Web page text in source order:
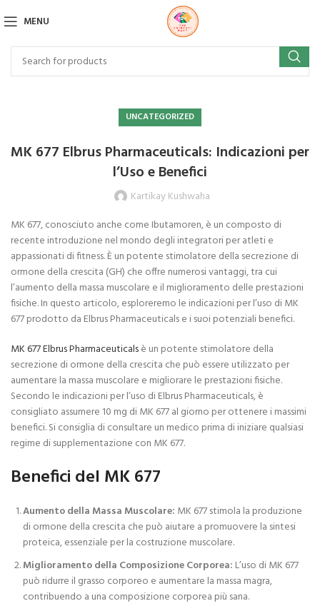
MENU
UNCATEGORIZED
MK 677 Elbrus Pharmaceuticals: Indicazioni per
l’Uso e Benefici
Kartikay Kushwaha
MK 677, conosciuto anche come Ibutamoren, è un composto di
recente introduzione nel mondo degli integratori per atleti e
appassionati di fitness. È un potente stimolatore della secrezione di
ormone della crescita (GH) che offre numerosi vantaggi, tra cui
l’aumento della massa muscolare e il miglioramento delle prestazioni
fisiche. In questo articolo, esploreremo le indicazioni per l’uso di MK
677 prodotto da Elbrus Pharmaceuticals e i suoi potenziali benefici.
MK 677 Elbrus Pharmaceuticalsè un potente stimolatore della
secrezione di ormone della crescita che può essere utilizzato per
aumentare la massa muscolare e migliorare le prestazioni fisiche.
Secondo le indicazioni per l’uso di Elbrus Pharmaceuticals, è
consigliato assumere 10 mg di MK 677 al giorno per ottenere i massimi
benefici. Si consiglia di consultare un medico prima di iniziare qualsiasi
regime di supplementazione con MK 677.
Benefici del MK 677
Aumento della Massa Muscolare: MK 677 stimola la produzione
di ormone della crescita che può aiutare a promuovere la sintesi
proteica, essenziale per la costruzione muscolare.
Miglioramento della Composizione Corporea: L’uso di MK 677
può ridurre il grasso corporeo e aumentare la massa magra,
contribuendo a una composizione corporea più sana.